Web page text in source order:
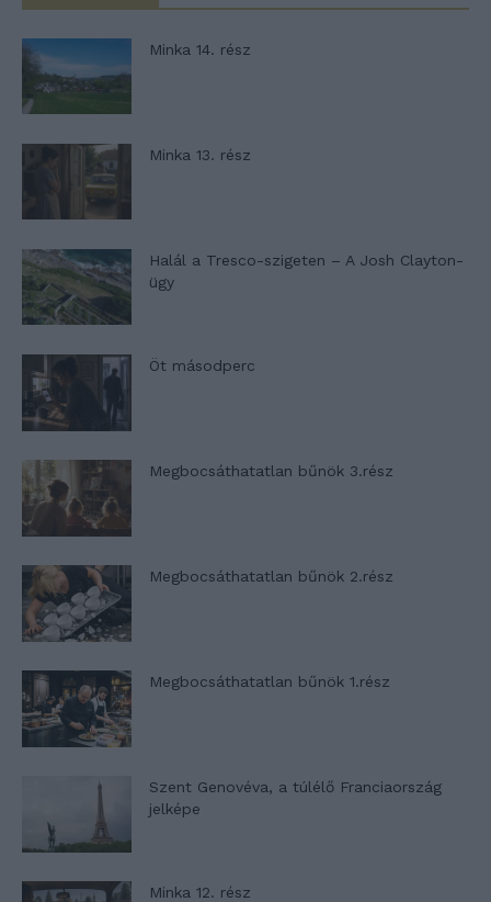
Minka 14. rész
Minka 13. rész
Halál a Tresco-szigeten – A Josh Clayton-
ügy
Öt másodperc
Megbocsáthatatlan bűnök 3.rész
Megbocsáthatatlan bűnök 2.rész
Megbocsáthatatlan bűnök 1.rész
Szent Genovéva, a túlélő Franciaország
jelképe
Minka 12. rész